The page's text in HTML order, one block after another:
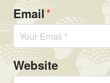
Email*
Website